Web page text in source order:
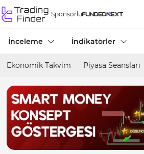
Sponsorlu
İnceleme İndikatörler
Ekonomik Takvim Piyasa Seansları